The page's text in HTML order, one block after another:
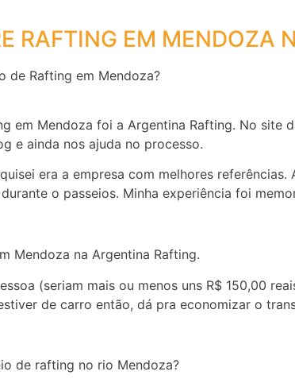
RAFTING EM MENDOZA
de Rafting em Mendoza?
em Mendoza foi a Argentina Rafting. No site
e ainda nos ajuda no processo.
era a empresa com melhores
o passeios. Minha experiência foi
Mendoza na Argentina Rafting.
(seriam mais ou menos uns R$ 150,00
de carro então, dá pra economizar o
de rafting no rio Mendoza?